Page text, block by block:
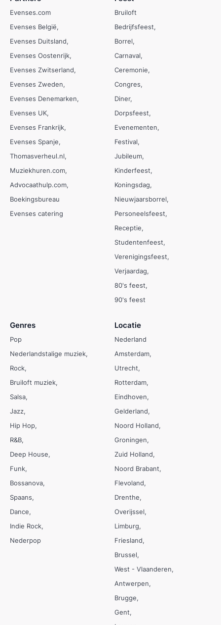
Evenses.com
Evenses België
Evenses Duitsland
Evenses Oostenrijk
Evenses Zwitserland
Evenses Zweden
Evenses Denemarken
Evenses UK
Evenses Frankrijk
Evenses Spanje
Thomasverheul.nl
Muziekhuren.com
Advocaathulp.com
Boekingsbureau
Evenses catering
Bruiloft
Bedrijfsfeest
Borrel
Carnaval
Ceremonie
Congres
Diner
Dorpsfeest
Evenementen
Festival
Jubileum
Kinderfeest
Koningsdag
Nieuwjaarsborrel
Personeelsfeest
Receptie
Studentenfeest
Verenigingsfeest
Verjaardag
80's feest
90's feest
Genres
Pop
Nederlandstalige muziek
Rock
Bruiloft muziek
Salsa
Jazz
Hip Hop
R&B
Deep House
Funk
Bossanova
Spaans
Dance
Indie Rock
Nederpop
Locatie
Nederland
Amsterdam
Utrecht
Rotterdam
Eindhoven
Gelderland
Noord Holland
Groningen
Zuid Holland
Noord Brabant
Flevoland
Drenthe
Overijssel
Limburg
Friesland
Brussel
West - Vlaanderen
Antwerpen
Brugge
Gent